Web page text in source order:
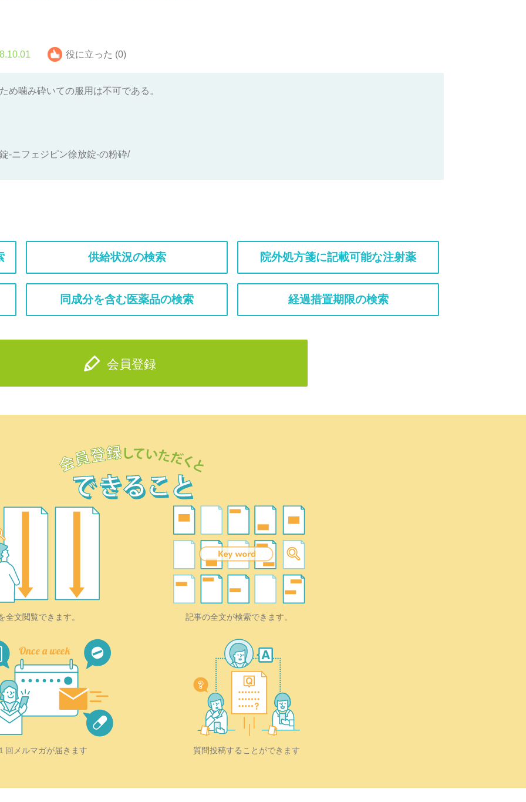
役に立った (0)
め噛み砕いての服用は不可である。
-ニフェジピン徐放錠-の粉砕/
供給状況の検索 院外処方箋に記載可能な注射薬
同成分を含む医薬品の検索 経過措置期限の検索
会員登録
全文閲覧できます。 記事の全文が検索できます。
回メルマガが届きます 質問投稿することができます